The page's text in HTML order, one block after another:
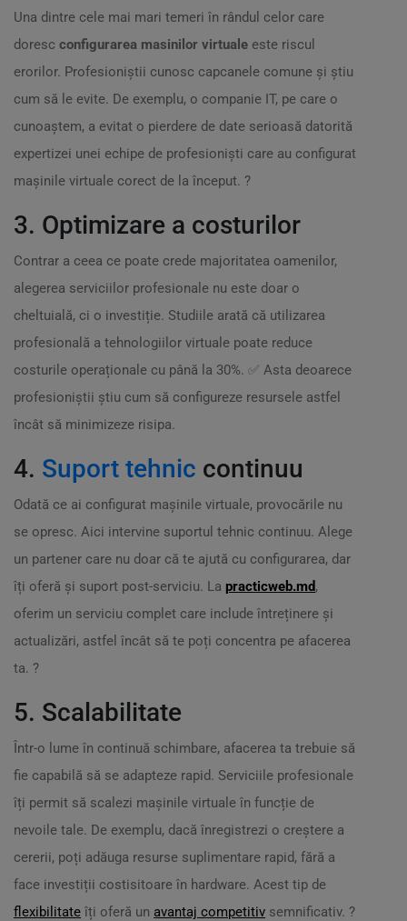
Una dintre cele mai mari temeri în rândul celor care
doresc configurarea masinilor virtuale este riscul
erorilor. Profesioniștii cunosc capcanele comune și știu
cum să le evite. De exemplu, o companie IT, pe care o
cunoaștem, a evitat o pierdere de date serioasă datorită
expertizei unei echipe de profesioniști care au configurat
mașinile virtuale corect de la început. ?
3. Optimizare a costurilor
Contrar a ceea ce poate crede majoritatea oamenilor,
alegerea serviciilor profesionale nu este doar o
cheltuială, ci o investiție. Studiile arată că utilizarea
profesională a tehnologiilor virtuale poate reduce
costurile operaționale cu până la 30%. ✅ Asta deoarece
profesioniștii știu cum să configureze resursele astfel
încât să minimizeze risipa.
4. Suport tehnic continuu
Odată ce ai configurat mașinile virtuale, provocările nu
se opresc. Aici intervine suportul tehnic continuu. Alege
un partener care nu doar că te ajută cu configurarea, dar
îți oferă și suport post-serviciu. La practicweb.md,
oferim un serviciu complet care include întreținere și
actualizări, astfel încât să te poți concentra pe afacerea
ta. ?
5. Scalabilitate
Într-o lume în continuă schimbare, afacerea ta trebuie să
fie capabilă să se adapteze rapid. Serviciile profesionale
îți permit să scalezi mașinile virtuale în funcție de
nevoile tale. De exemplu, dacă înregistrezi o creștere a
cererii, poți adăuga resurse suplimentare rapid, fără a
face investiții costisitoare în hardware. Acest tip de
flexibilitate îți oferă un avantaj competitiv semnificativ. ?